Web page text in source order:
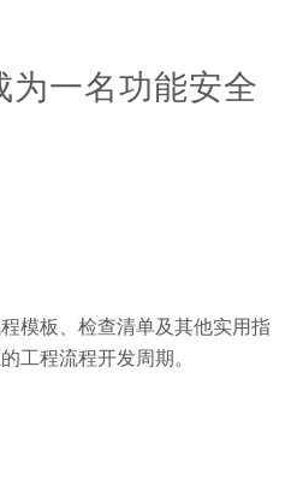
为一名功能安全
模板、检查清单及其他实用指
工程流程开发周期。